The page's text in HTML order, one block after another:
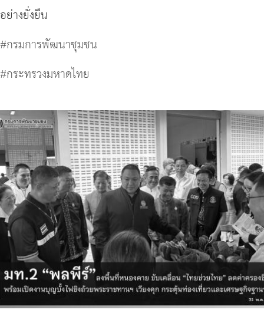
อย่างยั่งยืน
#กรมการพัฒนาชุมชน
#กระทรวงมหาดไทย